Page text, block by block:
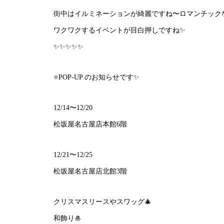
街中はイルミネーションが綺麗ですね〜ロマンチック
ワクワクするイベントが目白押しですね✨
✨✨✨✨✨
⭐️POP-UP のお知らせです✨
12/14〜12/20
松坂屋名古屋店本館6階
12/21〜12/25
松坂屋名古屋店北館3階
クリスマスリースやスワッグ🎄
和飾り🎍